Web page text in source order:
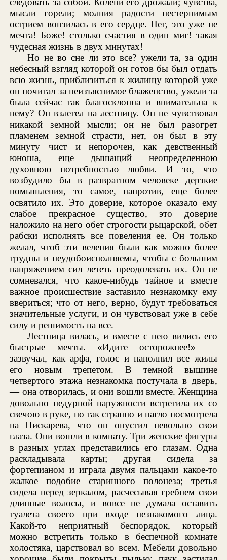
мысли горели; молния радости нестерпимым
острием вонзилась в его сердце. Нет, это уже не
мечта! Боже! столько счастия в один миг! такая
чудесная жизнь в двух минутах!
Но не во сне ли это все? ужели та, за один
небесный взгляд которой он готов бы был отдать
всю жизнь, приблизиться к жилищу которой уже
он почитал за неизъяснимое блаженство, ужели та
была сейчас так благосклонна и внимательна к
нему? Он взлетел на лестницу. Он не чувствовал
никакой земной мысли; он не был разогрет
пламенем земной страсти, нет, он был в эту
минуту чист и непорочен, как девственный
юноша, еще дышащий неопределенною
духовною потребностью любви. И то, что
возбудило бы в развратном человеке дерзкие
помышления, то самое, напротив, еще более
освятило их. Это доверие, которое оказало ему
слабое прекрасное существо, это доверие
наложило на него обет строгости рыцарской, обет
рабски исполнять все повеления ее. Он только
желал, чтоб эти веления были как можно более
трудны и неудобоисполняемы, чтобы с большим
напряжением сил лететь преодолевать их. Он не
сомневался, что какое-нибудь тайное и вместе
важное происшествие заставило незнакомку ему
ввериться; что от него, верно, будут требоваться
значительные услуги, и он чувствовал уже в себе
силу и решимость на все.
Лестница вилась, и вместе с нею вились его
быстрые мечты. «Идите осторожнее!» —
зазвучал, как арфа, голос и наполнил все жилы
его новым трепетом. В темной вышине
четвертого этажа незнакомка постучала в дверь,
— она отворилась, и они вошли вместе. Женщина
довольно недурной наружности встретила их со
свечою в руке, но так странно и нагло посмотрела
на Пискарева, что он опустил невольно свои
глаза. Они вошли в комнату. Три женские фигуры
в разных углах представились его глазам. Одна
раскладывала карты; другая сидела за
фортепианом и играла двумя пальцами какое-то
жалкое подобие старинного полонеза; третья
сидела перед зеркалом, расчесывая гребнем свои
длинные волосы, и вовсе не думала оставить
туалета своего при входе незнакомого лица.
Какой-то неприятный беспорядок, который
можно встретить только в беспечной комнате
холостяка, царствовал во всем. Мебели довольно